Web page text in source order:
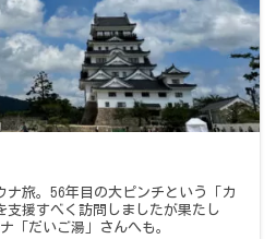
ナ旅。56年目の大ピンチという「カ
支援すべく訪問しましたが果たし
「だいご湯」さんへも。